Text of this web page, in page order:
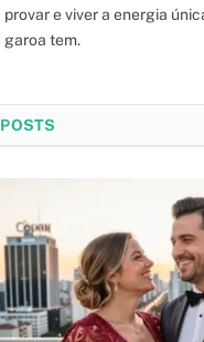
provar e viver a energia
garoa tem.
POSTS